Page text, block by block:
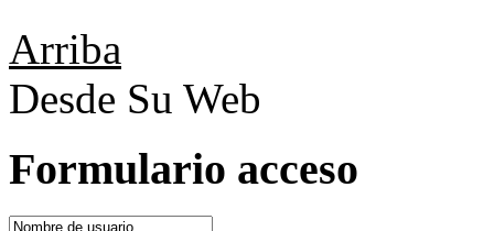
Arriba
Desde Su Web
Formulario acceso